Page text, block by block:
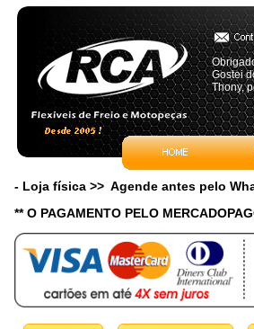
Gostei
Thony,
- Loja física >> Agende antes pelo
** O PAGAMENTO PELO